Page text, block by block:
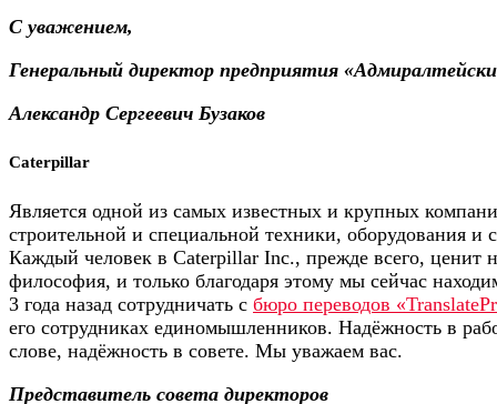
С уважением,
Генеральный директор предприятия
Александр Сергеевич Бузаков
Caterpillar
Является одной из самых известных и крупных
строительной и специальной техники, оборудования и
Каждый человек в Caterpillar Inc., прежде всего, ценит
философия, и только благодаря этому мы сейчас
3 года назад сотрудничать с бюро переводов
его сотрудниках единомышленников. Надёжность в
слове, надёжность в совете. Мы уважаем вас.
Представитель совета директоров